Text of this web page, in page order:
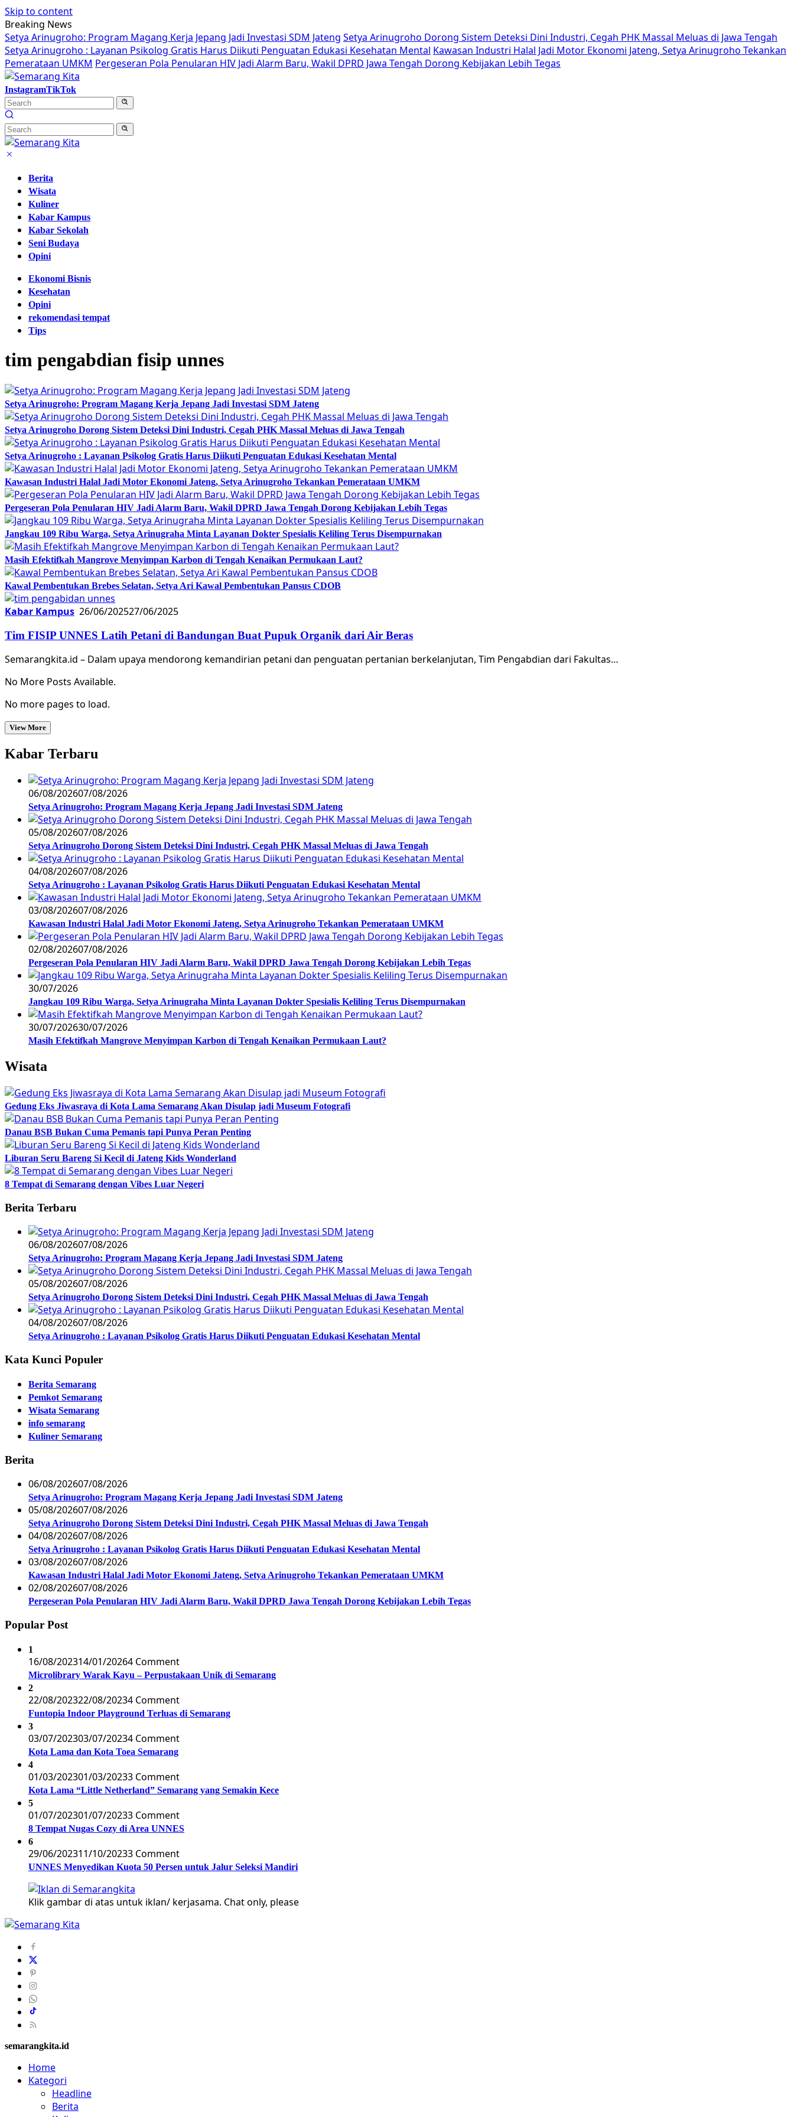
Skip to content
Breaking News
Setya Arinugroho: Program Magang Kerja Jepang Jadi Investasi SDM Jateng Setya Arinugroho Dorong Sistem Deteksi Dini Industri, Cegah PHK Massal Meluas di Jawa Tengah
Setya Arinugroho : Layanan Psikolog Gratis Harus Diikuti Penguatan Edukasi Kesehatan Mental Kawasan Industri Halal Jadi Motor Ekonomi Jateng, Setya Arinugroho Tekankan
Pemerataan UMKM Pergeseran Pola Penularan HIV Jadi Alarm Baru, Wakil DPRD Jawa Tengah Dorong Kebijakan Lebih Tegas
InstagramTikTok
Berita
Wisata
Kuliner
Kabar Kampus
Kabar Sekolah
Seni Budaya
Opini
Ekonomi Bisnis
Kesehatan
Opini
rekomendasi tempat
Tips
tim pengabdian fisip unnes
Setya Arinugroho: Program Magang Kerja Jepang Jadi Investasi SDM Jateng
Setya Arinugroho Dorong Sistem Deteksi Dini Industri, Cegah PHK Massal Meluas di Jawa Tengah
Setya Arinugroho : Layanan Psikolog Gratis Harus Diikuti Penguatan Edukasi Kesehatan Mental
Kawasan Industri Halal Jadi Motor Ekonomi Jateng, Setya Arinugroho Tekankan Pemerataan UMKM
Pergeseran Pola Penularan HIV Jadi Alarm Baru, Wakil DPRD Jawa Tengah Dorong Kebijakan Lebih Tegas
Jangkau 109 Ribu Warga, Setya Arinugraha Minta Layanan Dokter Spesialis Keliling Terus Disempurnakan
Masih Efektifkah Mangrove Menyimpan Karbon di Tengah Kenaikan Permukaan Laut?
Kawal Pembentukan Brebes Selatan, Setya Ari Kawal Pembentukan Pansus CDOB
Kabar Kampus 26/06/202527/06/2025
Tim FISIP UNNES Latih Petani di Bandungan Buat Pupuk Organik dari Air Beras
Semarangkita.id – Dalam upaya mendorong kemandirian petani dan penguatan pertanian berkelanjutan, Tim Pengabdian dari Fakultas…
No More Posts Available.
No more pages to load.
View More
Kabar Terbaru
06/08/202607/08/2026
Setya Arinugroho: Program Magang Kerja Jepang Jadi Investasi SDM Jateng
05/08/202607/08/2026
Setya Arinugroho Dorong Sistem Deteksi Dini Industri, Cegah PHK Massal Meluas di Jawa Tengah
04/08/202607/08/2026
Setya Arinugroho : Layanan Psikolog Gratis Harus Diikuti Penguatan Edukasi Kesehatan Mental
03/08/202607/08/2026
Kawasan Industri Halal Jadi Motor Ekonomi Jateng, Setya Arinugroho Tekankan Pemerataan UMKM
02/08/202607/08/2026
Pergeseran Pola Penularan HIV Jadi Alarm Baru, Wakil DPRD Jawa Tengah Dorong Kebijakan Lebih Tegas
30/07/2026
Jangkau 109 Ribu Warga, Setya Arinugraha Minta Layanan Dokter Spesialis Keliling Terus Disempurnakan
30/07/202630/07/2026
Masih Efektifkah Mangrove Menyimpan Karbon di Tengah Kenaikan Permukaan Laut?
Wisata
Gedung Eks Jiwasraya di Kota Lama Semarang Akan Disulap jadi Museum Fotografi
Danau BSB Bukan Cuma Pemanis tapi Punya Peran Penting
Liburan Seru Bareng Si Kecil di Jateng Kids Wonderland
8 Tempat di Semarang dengan Vibes Luar Negeri
Berita Terbaru
06/08/202607/08/2026
Setya Arinugroho: Program Magang Kerja Jepang Jadi Investasi SDM Jateng
05/08/202607/08/2026
Setya Arinugroho Dorong Sistem Deteksi Dini Industri, Cegah PHK Massal Meluas di Jawa Tengah
04/08/202607/08/2026
Setya Arinugroho : Layanan Psikolog Gratis Harus Diikuti Penguatan Edukasi Kesehatan Mental
Kata Kunci Populer
Berita Semarang
Pemkot Semarang
Wisata Semarang
info semarang
Kuliner Semarang
Berita
06/08/202607/08/2026
Setya Arinugroho: Program Magang Kerja Jepang Jadi Investasi SDM Jateng
05/08/202607/08/2026
Setya Arinugroho Dorong Sistem Deteksi Dini Industri, Cegah PHK Massal Meluas di Jawa Tengah
04/08/202607/08/2026
Setya Arinugroho : Layanan Psikolog Gratis Harus Diikuti Penguatan Edukasi Kesehatan Mental
03/08/202607/08/2026
Kawasan Industri Halal Jadi Motor Ekonomi Jateng, Setya Arinugroho Tekankan Pemerataan UMKM
02/08/202607/08/2026
Pergeseran Pola Penularan HIV Jadi Alarm Baru, Wakil DPRD Jawa Tengah Dorong Kebijakan Lebih Tegas
Popular Post
1
16/08/202314/01/20264 Comment
Microlibrary Warak Kayu – Perpustakaan Unik di Semarang
2
22/08/202322/08/20234 Comment
Funtopia Indoor Playground Terluas di Semarang
3
03/07/202303/07/20234 Comment
Kota Lama dan Kota Toea Semarang
4
01/03/202301/03/20233 Comment
Kota Lama “Little Netherland” Semarang yang Semakin Kece
5
01/07/202301/07/20233 Comment
8 Tempat Nugas Cozy di Area UNNES
6
29/06/202311/10/20233 Comment
UNNES Menyedikan Kuota 50 Persen untuk Jalur Seleksi Mandiri
Klik gambar di atas untuk iklan/ kerjasama. Chat only, please
semarangkita.id
Home
Kategori
Headline
Berita